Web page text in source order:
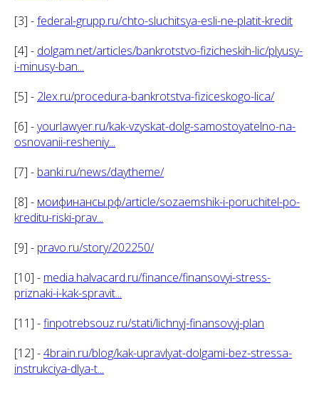
[3] -federal-grupp.ru/chto-sluchitsya-esli-ne-platit-kredit
[4] - dolgam.net/articles/bankrotstvo-fizicheskih-lic/plyusy-
i-minusy-ban...
[5] - 2lex.ru/procedura-bankrotstva-fiziceskogo-lica/
[6] -yourlawyer.ru/kak-vzyskat-dolg-samostoyatelno-na-
osnovanii-resheniy...
[7] - banki.ru/news/daytheme/
[8] - моифинансы.рф/article/sozaemshik-i-poruchitel-po-
kreditu-riski-prav...
[9] - pravo.ru/story/202250/
[10] - media.halvacard.ru/finance/finansovyi-stress-
priznaki-i-kak-spravit...
[11] -finpotrebsouz.ru/stati/lichnyj-finansovyj-plan
[12] -4brain.ru/blog/kak-upravlyat-dolgami-bez-stressa-
instrukciya-dlya-t...